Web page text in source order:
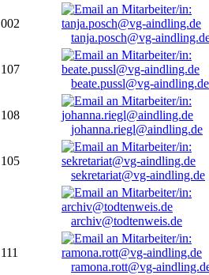
002
tanja.posch@vg-
107
beate.pussl@vg-aindling.de
108
johanna.riegl@aindling.de
105
sekretariat@vg-aindling.de
archiv@todtenweis.de
111
ramona.rott@vg-